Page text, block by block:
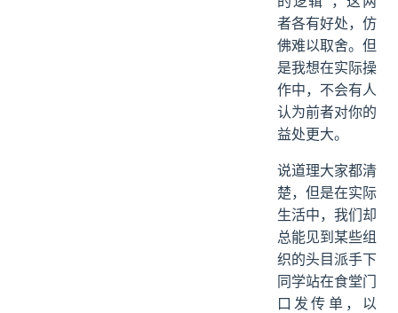
者各有好处，仿
佛难以取舍。但
是我想在实际操
作中，不会有人
认为前者对你的
益处更大。
说道理大家都清
楚，但是在实际
生活中，我们却
总能见到某些组
织的头目派手下
同学站在食堂门
口发传单，以